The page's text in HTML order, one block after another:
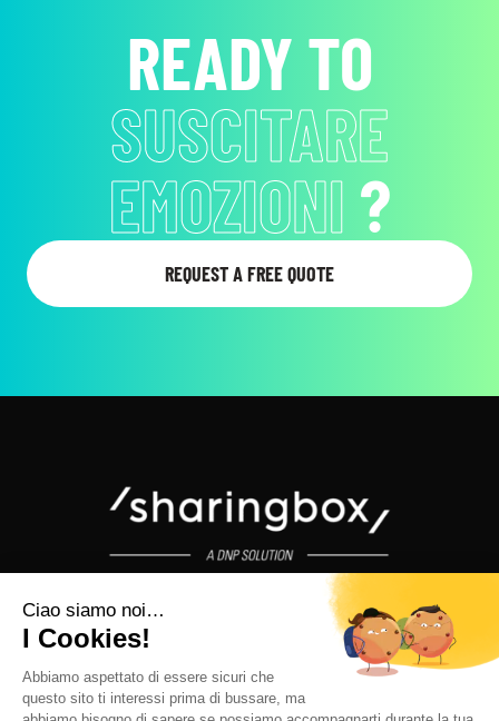
READY TO
RENDERE
INDIMENTICABILI
I MOMENTI
sharingbox © 2026 - All rights reserved